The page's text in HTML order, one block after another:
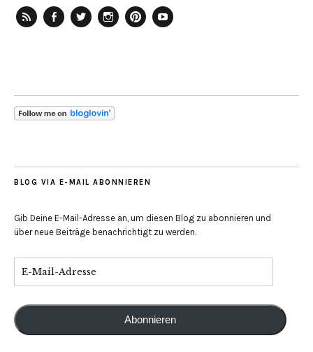
BLOG VIA E-MAIL ABONNIEREN
Gib Deine E-Mail-Adresse an, um diesen Blog zu abonnieren und
über neue Beiträge benachrichtigt zu werden.
Abonnieren